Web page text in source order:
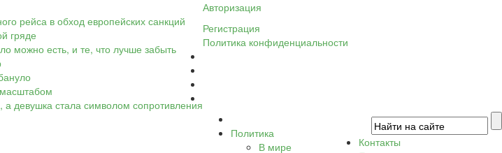
рейса в обход европейских санкций
гряде
можно есть, и те, что лучше забыть
девушка стала символом сопротивления
Авторизация
Регистрация
Политика конфиденциальности
Политика
В мире
Контакты